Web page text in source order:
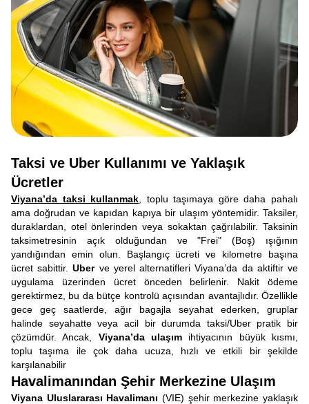
Taksi ve Uber Kullanımı ve Yaklaşık
Ücretler
Viyana’da taksi kullanmak , toplu taşımaya göre daha pahalı
ama doğrudan ve kapıdan kapıya bir ulaşım yöntemidir. Taksiler,
duraklardan, otel önlerinden veya sokaktan çağrılabilir. Taksinin
taksimetresinin açık olduğundan ve "Frei" (Boş) ışığının
yandığından emin olun. Başlangıç ücreti ve kilometre başına
ücret sabittir.Uberve yerel alternatifleri Viyana’da da aktiftir ve
uygulama üzerinden ücret önceden belirlenir. Nakit ödeme
gerektirmez, bu da bütçe kontrolü açısından avantajlıdır. Özellikle
gece geç saatlerde, ağır bagajla seyahat ederken, gruplar
halinde seyahatte veya acil bir durumda taksi/Uber pratik bir
çözümdür. Ancak, Viyana’da ulaşım ihtiyacının büyük kısmı,
toplu taşıma ile çok daha ucuza, hızlı ve etkili bir şekilde
karşılanabilir
Havalimanından Şehir Merkezine Ulaşım
Viyana Uluslararası Havalimanı (VIE) şehir merkezine yaklaşık